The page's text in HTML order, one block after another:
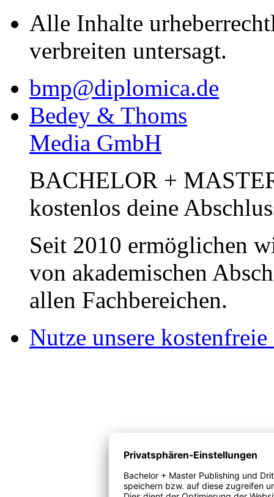
Alle Inhalte
verbreiten untersagt.
bmp@diplomica.de
Bedey & Thoms
Media GmbH
BACHELOR +
kostenlos deine
Seit 2010 ermöglichen
von akademischen
allen Fachbereichen.
Nutze unsere